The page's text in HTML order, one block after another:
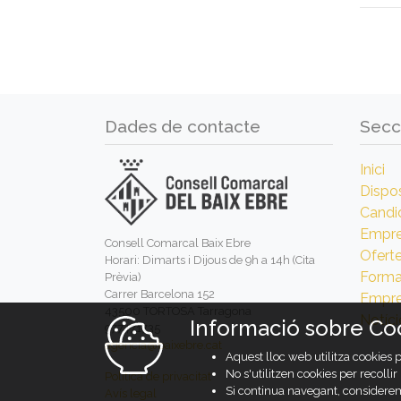
Dades de contacte
Consell Comarcal Baix Ebre
Horari: Dimarts i Dijous de 9h a 14h (Cita
Prèvia)
Carrer Barcelona 152
977471735
agencia@baixebre.cat
Política de privacitat
Avís legal
Inici
Informació sobre
Aquest lloc web utilitza cookies
No s'utilitzen cookies per
Si continua navegant,